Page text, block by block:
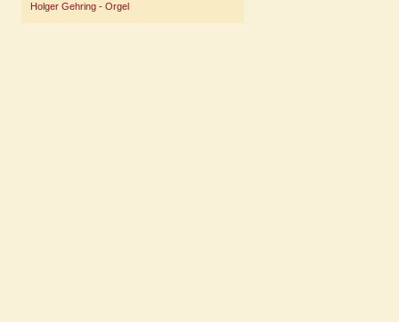
Holger Gehring - Orgel